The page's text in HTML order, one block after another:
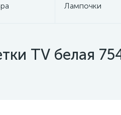
Лампочки
лампы
TV белая